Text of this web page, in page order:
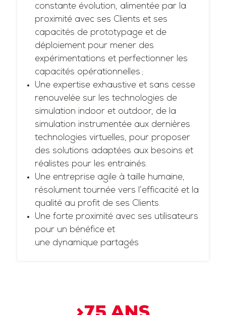
constante évolution, alimentée par la
proximité avec ses Clients et ses
capacités de prototypage et de
déploiement pour mener des
expérimentations et perfectionner les
capacités opérationnelles ;
Une expertise exhaustive et sans cesse
renouvelée sur les technologies de
simulation indoor et outdoor, de la
simulation instrumentée aux dernières
technologies virtuelles, pour proposer
des solutions adaptées aux besoins et
réalistes pour les entrainés.
Une entreprise agile à taille humaine,
résolument tournée vers l’efficacité et la
qualité au profit de ses Clients.
Une forte proximité avec ses utilisateurs
pour un bénéfice et
une dynamique partagés